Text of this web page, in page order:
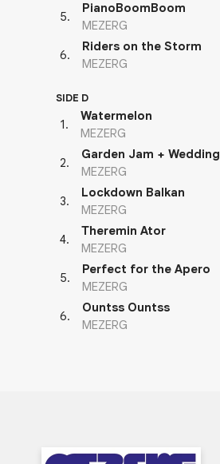
5.
PianoBoomBoom
MEZERG
6.
Riders on the Storm
MEZERG
SIDE D
1.
Watermelon
MEZERG
2.
Garden Jam + Wedding
MEZERG
3.
Lockdown Balkan
MEZERG
4.
Theremin Ator
MEZERG
5.
Perfect for the Apero
MEZERG
6.
Ountss Ountss
MEZERG